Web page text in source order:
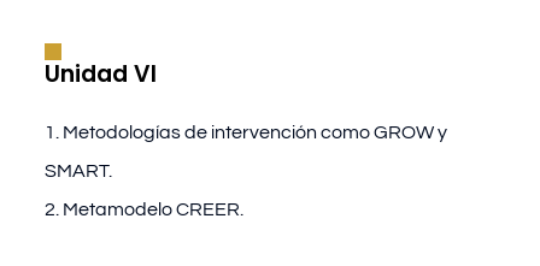
Unidad VI
1. Metodologías de intervención como GROW y
SMART.
2. Metamodelo CREER.